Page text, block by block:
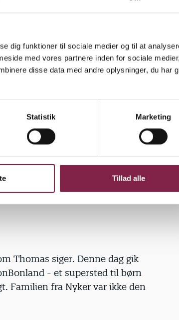
dig funktioner til sociale medier og til at
med vores partnere inden for sociale
disse data med andre oplysninger, du har
Statistik Marketing
Tillad alle
kørte, var der ingen
is og været ude i haven, så de
har ikke snakket om andet,
hele dagen," fortæller
Thomas siger. Denne dag gik
- et supersted til børn
Familien fra Nyker var ikke den